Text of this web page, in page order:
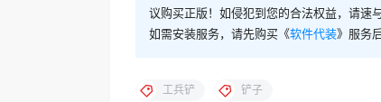
议购买正版！如侵犯到您的合法权益，请速
如需安装服务，请先购买《软件代装》服务
工兵铲 铲子